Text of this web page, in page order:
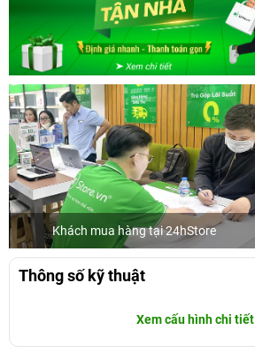
Khách mua hàng tại 24hStore
Thông số kỹ thuật
Xem cấu hình chi tiết